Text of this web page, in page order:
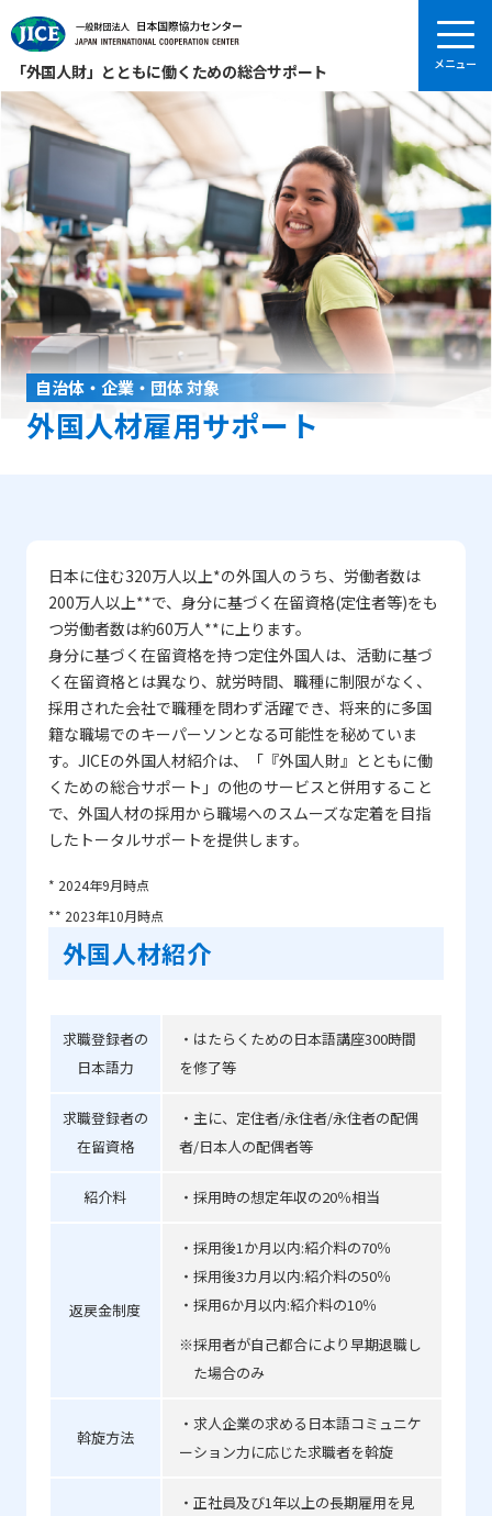
「外国人財」とともに働くための総合サポート
自治体・企業・団体 対象
外国人材雇用サポート
日本に住む320万人以上*の外国人のうち、労働者数は
200万人以上**で、身分に基づく在留資格(定住者等)をも
つ労働者数は約60万人**に上ります。
身分に基づく在留資格を持つ定住外国人は、活動に基づ
く在留資格とは異なり、就労時間、職種に制限がなく、
採用された会社で職種を問わず活躍でき、将来的に多国
籍な職場でのキーパーソンとなる可能性を秘めていま
す。JICEの外国人材紹介は、「『外国人財』とともに働
くための総合サポート」の他のサービスと併用すること
で、外国人材の採用から職場へのスムーズな定着を目指
したトータルサポートを提供します。
* 2024年9月時点
** 2023年10月時点
外国人材紹介
求職登録者の
日本語力
・はたらくための日本語講座300時間
を修了等
求職登録者の
在留資格
・主に、定住者/永住者/永住者の配偶
者/日本人の配偶者等
紹介料 ・採用時の想定年収の20％相当
返戻金制度
・採用後1か月以内:紹介料の70％
・採用後3カ月以内:紹介料の50％
・採用6か月以内:紹介料の10％
※採用者が自己都合により早期退職し
た場合のみ
斡旋方法
・求人企業の求める日本語コミュニケ
ーション力に応じた求職者を斡旋
・正社員及び1年以上の⾧期雇用を見